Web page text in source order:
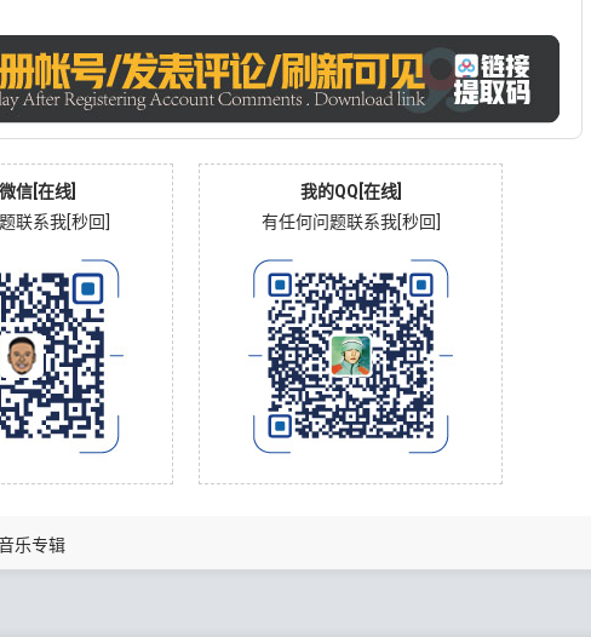
乐专辑
信[在线]
联系我[秒回]
我的QQ[在线]
有任何问题联系我[秒回]